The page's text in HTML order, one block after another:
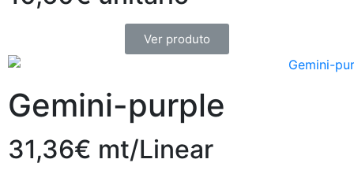
Ver produto
Gemini-purple
31,36€ mt/Linear